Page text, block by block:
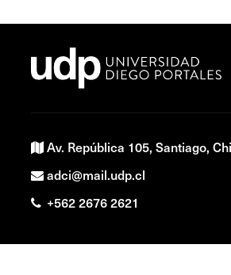
Av. República 105, Santiago,
adci@mail.udp.cl
+562 2676 2621